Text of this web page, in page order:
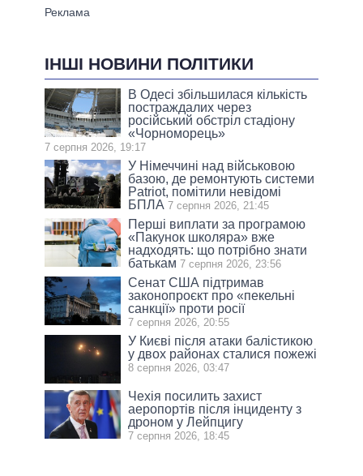
ІНШІ НОВИНИ ПОЛІТИКИ
В Одесі збільшилася кількість
постраждалих через
російський обстріл стадіону
«Чорноморець»
7 серпня 2026, 19:17
У Німеччині над військовою
базою, де ремонтують системи
Patriot, помітили невідомі
БПЛА 7 серпня 2026, 21:45
Перші виплати за програмою
«Пакунок школяра» вже
надходять: що потрібно знати
батькам 7 серпня 2026, 23:56
Сенат США підтримав
законопроєкт про «пекельні
санкції» проти росії
7 серпня 2026, 20:55
У Києві після атаки балістикою
у двох районах сталися пожежі
8 серпня 2026, 03:47
Чехія посилить захист
аеропортів після інциденту з
дроном у Лейпцигу
7 серпня 2026, 18:45